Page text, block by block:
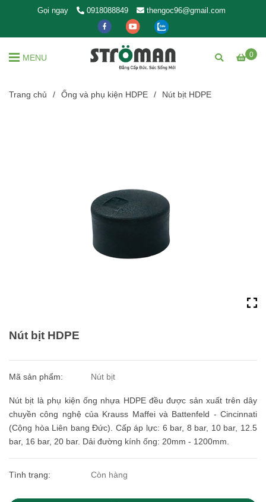
Gọi ngay 0918088849 thengoc96@gmail.com
0
MENU
Trang chủ / Ống và phụ kiện HDPE / Nút bịt HDPE
Nút bịt HDPE
Mã sản phẩm: Nút bịt
Nút bịt là phụ kiện ống nhựa HDPE đều được sản xuất trên dây
chuyền công nghệ của Krauss Maffei và Battenfeld - Cincinnati
(Cộng hòa Liên bang Đức). Cấp áp lực: 6 bar, 8 bar, 10 bar, 12.5
bar, 16 bar, 20 bar. Dải đường kính ống: 20mm - 1200mm.
Tình trạng: Còn hàng